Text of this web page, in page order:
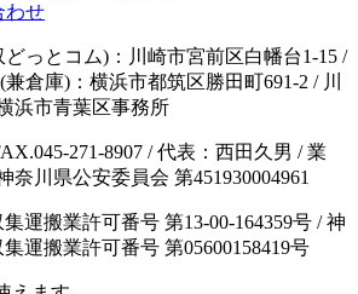
っとコム)：川崎市宮前区白幡台1-15 /
倉庫)：横浜市都筑区勝田町691-2 / 川
浜市青葉区事務所
271-8907 / 代表：西田久男 / 業
奈川県公安委員会 第451930004961
運搬業許可番号 第13-00-164359号 / 神
運搬業許可番号 第05600158419号